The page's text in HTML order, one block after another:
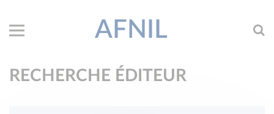
AFNIL
RECHERCHE ÉDITEUR